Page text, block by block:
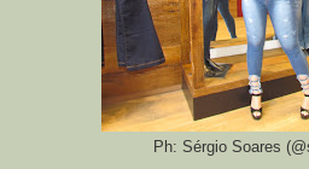
Ph: Sérgio Soares